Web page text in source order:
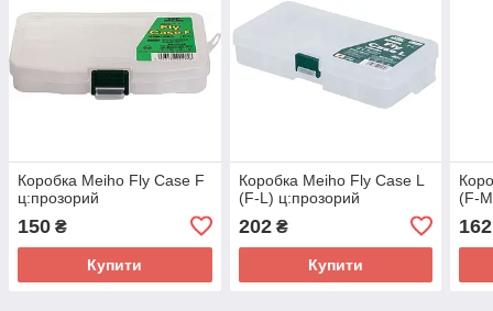
Коробка Meiho Fly Case F
ц:прозорий
150 ₴
Купити
Коробка Meiho Fly Case L
(F-L) ц:прозорий
202₴
Купити
(F-
162